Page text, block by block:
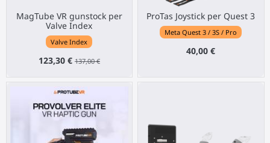
MagTube VR gunstock per
Valve Index
Valve Index
123,30 € 137,00 €
ProTas Joystick per Quest 3
Meta Quest 3 / 3S / Pro
40,00 €